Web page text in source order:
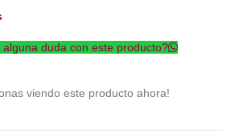
alguna duda con este producto?
viendo este producto ahora!